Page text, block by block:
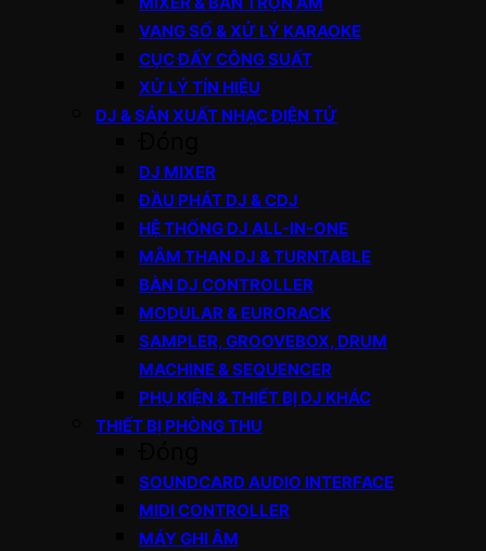
VANG SỐ & XỬ LÝ KARAOKE
CỤC ĐẨY CÔNG SUẤT
XỬ LÝ TÍN HIỆU
DJ & SẢN XUẤT NHẠC ĐIỆN TỬ
DJ MIXER
ĐẦU PHÁT DJ & CDJ
HỆ THỐNG DJ ALL-IN-ONE
MÂM THAN DJ & TURNTABLE
BÀN DJ CONTROLLER
MODULAR & EURORACK
SAMPLER, GROOVEBOX, DRUM
MACHINE & SEQUENCER
PHỤ KIỆN & THIẾT BỊ DJ KHÁC
THIẾT BỊ PHÒNG THU
SOUNDCARD AUDIO INTERFACE
MIDI CONTROLLER
MÁY GHI ÂM